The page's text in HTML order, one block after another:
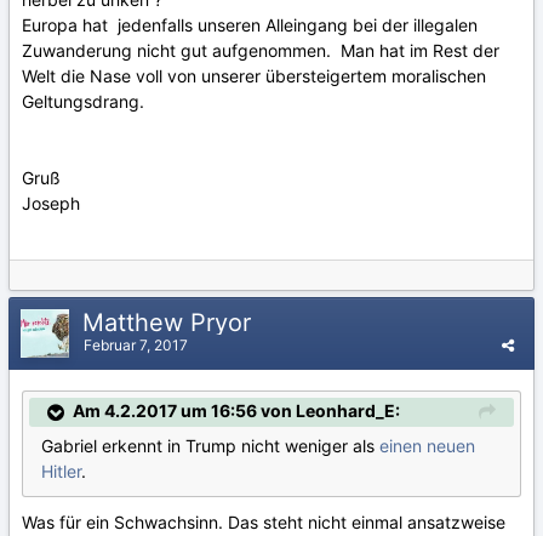
Europa hat jedenfalls unseren Alleingang bei der illegalen
Zuwanderung nicht gut aufgenommen. Man hat im Rest der
Welt die Nase voll von unserer übersteigertem moralischen
Geltungsdrang.
Gruß
Joseph
Matthew Pryor
Februar 7, 2017
Am 4.2.2017 um 16:56 von Leonhard_E:
Gabriel erkennt in Trump nicht weniger als einen neuen
Hitler.
Was für ein Schwachsinn. Das steht nicht einmal ansatzweise